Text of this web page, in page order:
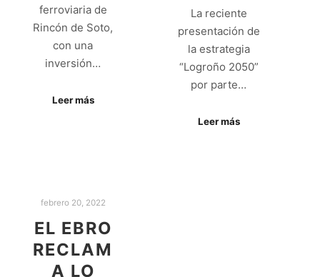
ferroviaria de
Rincón de Soto,
con una
inversión…
Leer más
La reciente
presentación de
la estrategia
“Logroño 2050”
por parte…
Leer más
febrero 20, 2022
EL EBRO
RECLAM
A LO